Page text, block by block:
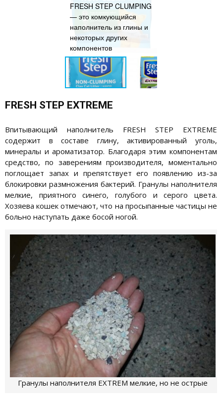
FRESH STEP CLUMPING
— это комкующийся
наполнитель из глины и
некоторых других
компонентов
FRESH STEP EXTREME
Впитывающий наполнитель FRESH STEP EXTREME
содержит в составе глину, активированный уголь,
минералы и ароматизатор. Благодаря этим компонентам
средство, по заверениям производителя, моментально
поглощает запах и препятствует его появлению из-за
блокировки размножения бактерий. Гранулы наполнителя
мелкие, приятного синего, голубого и серого цвета.
Хозяева кошек отмечают, что на просыпанные частицы не
больно наступать даже босой ногой.
Гранулы наполнителя EXTREM мелкие, но не острые